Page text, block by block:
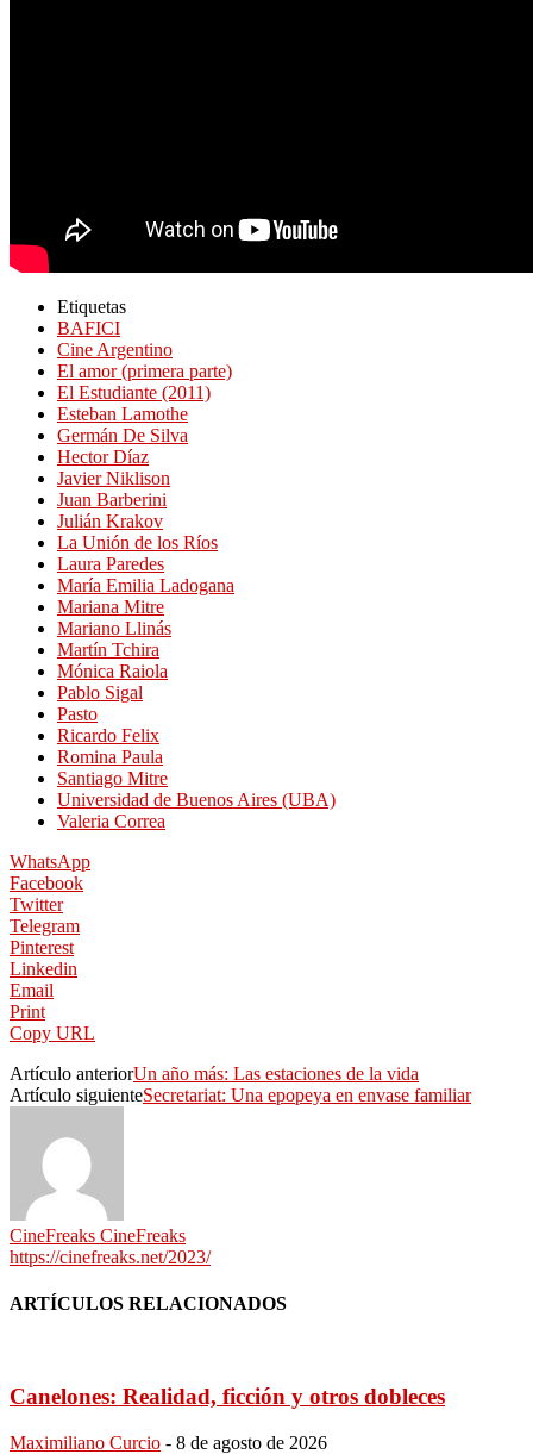
Etiquetas
BAFICI
Cine Argentino
El amor (primera parte)
El Estudiante (2011)
Esteban Lamothe
Germán De Silva
Hector Díaz
Javier Niklison
Juan Barberini
Julián Krakov
La Unión de los Ríos
Laura Paredes
María Emilia Ladogana
Mariana Mitre
Mariano Llinás
Martín Tchira
Mónica Raiola
Pablo Sigal
Pasto
Ricardo Felix
Romina Paula
Santiago Mitre
Universidad de Buenos Aires (UBA)
Valeria Correa
WhatsApp
Facebook
Twitter
Telegram
Pinterest
Linkedin
Email
Print
Copy URL
Artículo anteriorUn año más: Las estaciones de la vida
Artículo siguienteSecretariat: Una epopeya en envase familiar
CineFreaks CineFreaks
https://cinefreaks.net/2023/
ARTÍCULOS RELACIONADOS
Canelones: Realidad, ficción y otros dobleces
Maximiliano Curcio - 8 de agosto de 2026